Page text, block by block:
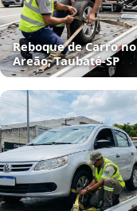
Reboque de Carro no
Areão, Taubaté‑SP